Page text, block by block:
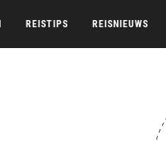
REISTIPS REISNIEUWS